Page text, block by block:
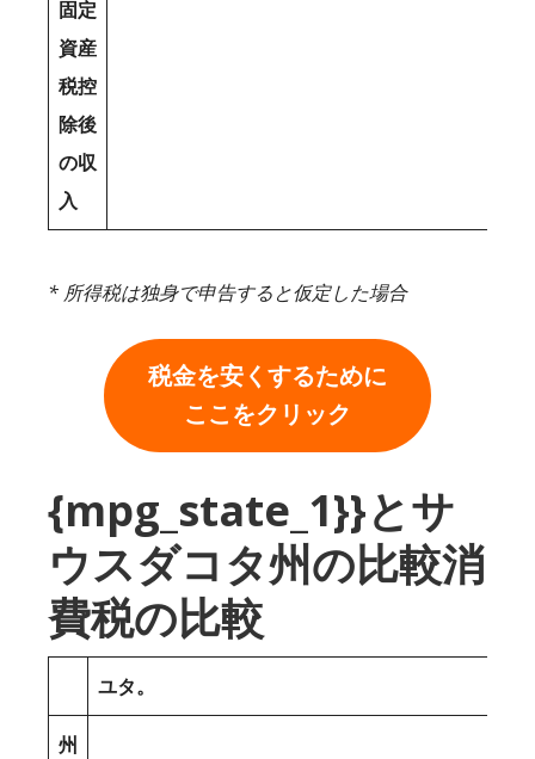
固定
資産
税控
除後
の収
入
* 所得税は独身で申告すると仮定した場合
税金を安くするために
ここをクリック
{mpg_state_1}}とサ
ウスダコタ州の比較消
費税の比較
ユタ。
州